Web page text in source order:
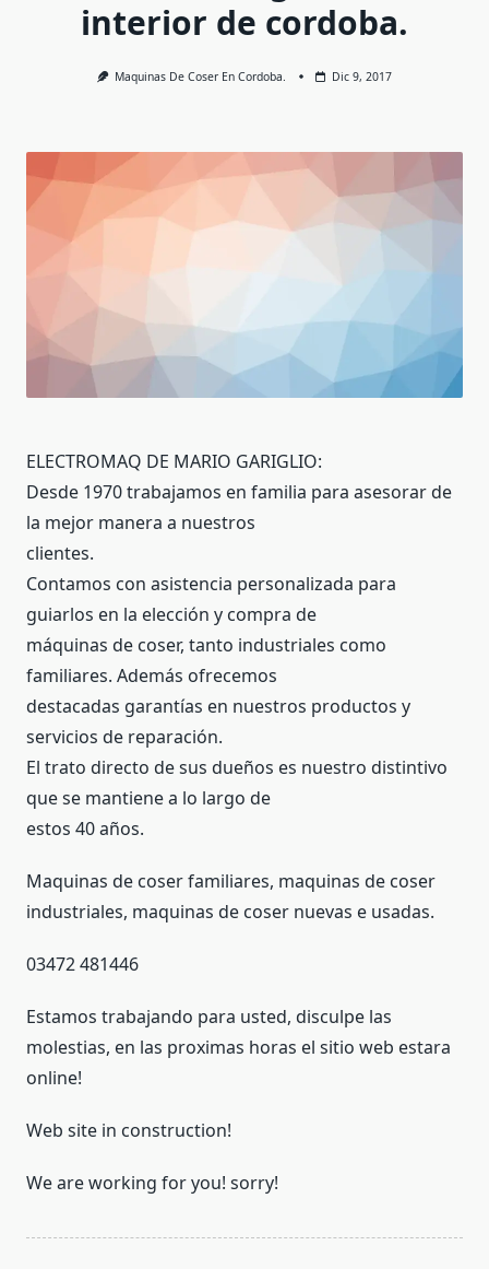
interior de cordoba.
Maquinas De Coser En Cordoba. Dic 9, 2017
ELECTROMAQ DE MARIO GARIGLIO:
Desde 1970 trabajamos en familia para asesorar de
la mejor manera a nuestros
clientes.
Contamos con asistencia personalizada para
guiarlos en la elección y compra de
máquinas de coser, tanto industriales como
familiares. Además ofrecemos
destacadas garantías en nuestros productos y
servicios de reparación.
El trato directo de sus dueños es nuestro distintivo
que se mantiene a lo largo de
estos 40 años.
Maquinas de coser familiares, maquinas de coser
industriales, maquinas de coser nuevas e usadas.
03472 481446
Estamos trabajando para usted, disculpe las
molestias, en las proximas horas el sitio web estara
online!
Web site in construction!
We are working for you! sorry!